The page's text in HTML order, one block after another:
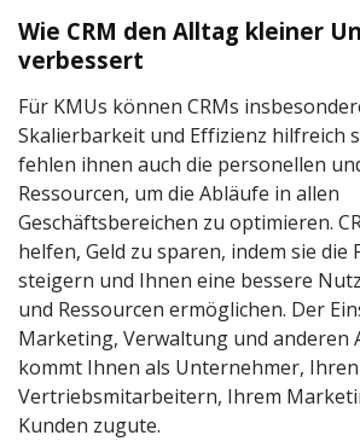
Wie CRM den Alltag kleiner
verbessert
Für KMUs können CRMs
Skalierbarkeit und Effizienz hilfreich
fehlen ihnen auch die personellen
Ressourcen, um die Abläufe in allen
Geschäftsbereichen zu optimieren.
helfen, Geld zu sparen, indem sie
steigern und Ihnen eine bessere
und Ressourcen ermöglichen. Der
Marketing, Verwaltung und anderen
kommt Ihnen als Unternehmer, Ihren
Vertriebsmitarbeitern, Ihrem
Kunden zugute.